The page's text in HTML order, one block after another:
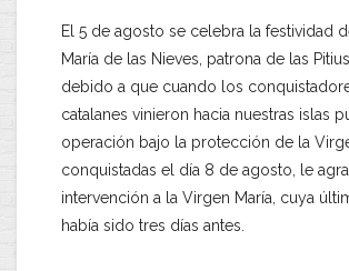
El 5 de agosto se celebra la festividad
María de las Nieves, patrona de las
debido a que cuando los
catalanes vinieron hacia nuestras islas
operación bajo la protección de la
conquistadas el día 8 de agosto, le
intervención a la Virgen María, cuya
había sido tres días antes.